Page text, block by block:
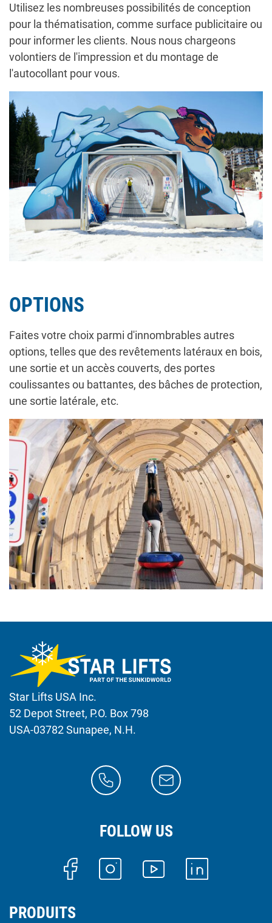
Utilisez les nombreuses possibilités de conception
pour la thématisation, comme surface publicitaire ou
pour informer les clients. Nous nous chargeons
volontiers de l'impression et du montage de
l'autocollant pour vous.
OPTIONS
Faites votre choix parmi d'innombrables autres
options, telles que des revêtements latéraux en bois,
une sortie et un accès couverts, des portes
coulissantes ou battantes, des bâches de protection,
une sortie latérale, etc.
Star Lifts USA Inc.
52 Depot Street, P.O. Box 798
USA-03782 Sunapee, N.H.
FOLLOW US
PRODUITS